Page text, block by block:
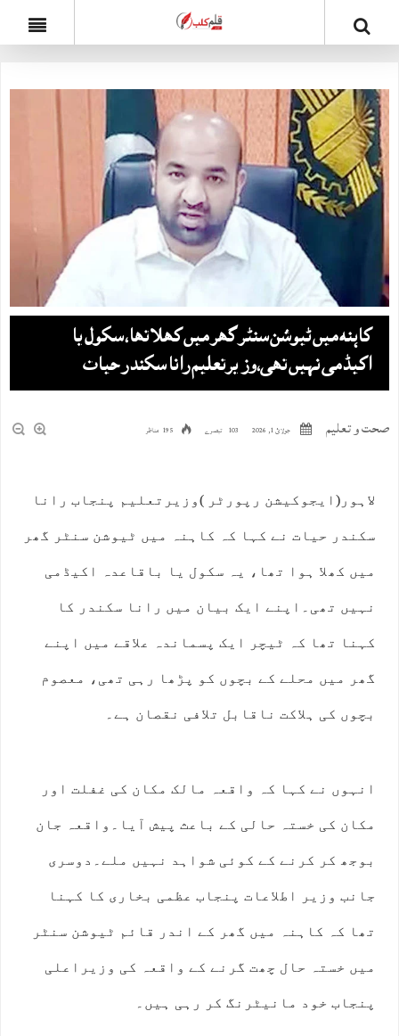
کاہنہ میں ٹیوشن سنٹر گھر میں کھلا تھا، سکول یا
اکیڈمی نہیں تھی،وزیرتعلیم رانا سکندر حیات
صحت و تعلیم جولائ 1, 2026 103 تبصرے 195 مناظر
لاہور(ایجوکیشن رپورٹر )وزیرتعلیم پنجاب رانا
سکندر حیات نے کہا کہ کاہنہ میں ٹیوشن سنٹر گھر
میں کھلا ہوا تھا، یہ سکول یا باقاعدہ اکیڈمی
نہیں تھی۔اپنے ایک بیان میں رانا سکندر کا
کہنا تھا کہ ٹیچر ایک پسماندہ علاقے میں اپنے
گھر میں محلے کے بچوں کو پڑھا رہی تھی، معصوم
بچوں کی ہلاکت ناقابل تلافی نقصان ہے۔
انہوں نے کہا کہ واقعہ مالک مکان کی غفلت اور
مکان کی خستہ حالی کے باعث پیش آیا۔واقعہ جان
بوجھ کر کرنے کے کوئی شواہد نہیں ملے۔دوسری
جانب وزیر اطلاعات پنجاب عظمی بخاری کا کہنا
تھا کہ کاہنہ میں گھر کے اندر قائم ٹیوشن سنٹر
میں خستہ حال چھت گرنے کے واقعہ کی وزیراعلی
پنجاب خود مانیٹرنگ کر رہی ہیں۔